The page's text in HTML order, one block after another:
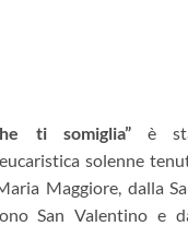
ti somiglia”è
solenne
Maggiore, dalla
San Valentino e